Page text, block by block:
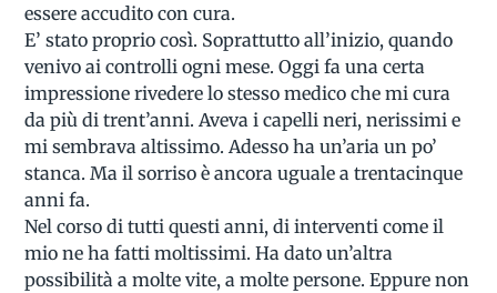
essere accudito con cura.
E’ stato proprio così. Soprattutto all’inizio, quando
venivo ai controlli ogni mese. Oggi fa una certa
impressione rivedere lo stesso medico che mi cura
da più di trent’anni. Aveva i capelli neri, nerissimi e
mi sembrava altissimo. Adesso ha un’aria un po’
stanca. Ma il sorriso è ancora uguale a trentacinque
anni fa.
Nel corso di tutti questi anni, di interventi come il
mio ne ha fatti moltissimi. Ha dato un’altra
possibilità a molte vite, a molte persone. Eppure non